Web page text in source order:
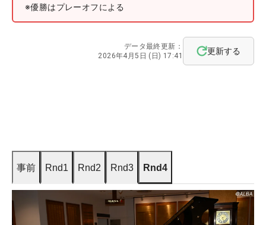
※優勝はプレーオフによる
データ最終更新：
2026年4月5日 (日) 17:41
更新する
事前 Rnd1 Rnd2 Rnd3 Rnd4